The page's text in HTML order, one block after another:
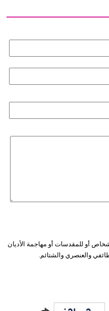
أو للمقدسات أو مهاجمة الأديان
والعنصري والشتائم.